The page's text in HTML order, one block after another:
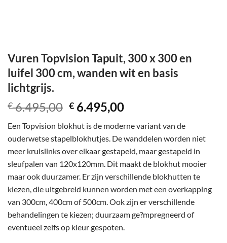
Vuren Topvision Tapuit, 300 x 300 en
luifel 300 cm, wanden wit en basis
lichtgrijs.
€6.495,00 Oorspronkelijke
was:
€ 6.495,00.
€ 6.495,00Huidige
is:
€ 6.495,00.
Een Topvision blokhut is de moderne variant van de
ouderwetse stapelblokhutjes. De wanddelen worden niet
meer kruislinks over elkaar gestapeld, maar gestapeld in
sleufpalen van 120x120mm. Dit maakt de blokhut mooier
maar ook duurzamer. Er zijn verschillende blokhutten te
kiezen, die uitgebreid kunnen worden met een overkapping
van 300cm, 400cm of 500cm. Ook zijn er verschillende
behandelingen te kiezen; duurzaam ge?mpregneerd of
eventueel zelfs op kleur gespoten.